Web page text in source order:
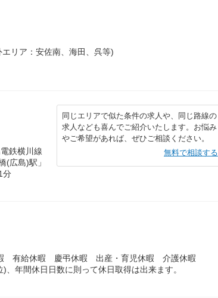
リア：安佐南、海田、呉等)
鉄横川線
(広島)駅」
分
同じエリアで似た条件の求人や、同じ路線の
求人なども喜んでご紹介いたします。お悩み
やご希望があれば、ぜひご相談ください。
無料で相談する
有給休暇 慶弔休暇 出産・育児休暇 介護休暇
年間休日日数に則って休日取得は出来ます。